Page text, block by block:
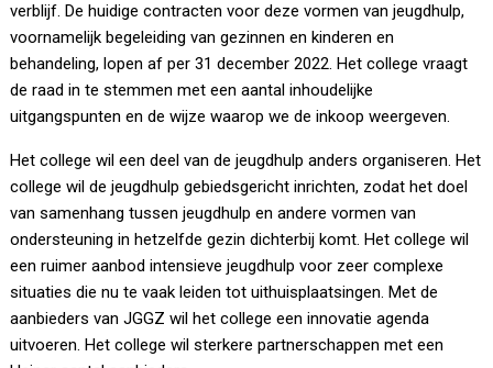
verblijf. De huidige contracten voor deze vormen van jeugdhulp,
voornamelijk begeleiding van gezinnen en kinderen en
behandeling, lopen af per 31 december 2022. Het college vraagt
de raad in te stemmen met een aantal inhoudelijke
uitgangspunten en de wijze waarop we de inkoop weergeven.
Het college wil een deel van de jeugdhulp anders organiseren. Het
college wil de jeugdhulp gebiedsgericht inrichten, zodat het doel
van samenhang tussen jeugdhulp en andere vormen van
ondersteuning in hetzelfde gezin dichterbij komt. Het college wil
een ruimer aanbod intensieve jeugdhulp voor zeer complexe
situaties die nu te vaak leiden tot uithuisplaatsingen. Met de
aanbieders van JGGZ wil het college een innovatie agenda
uitvoeren. Het college wil sterkere partnerschappen met een